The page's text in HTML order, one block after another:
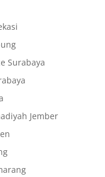
Surabaya
Jember